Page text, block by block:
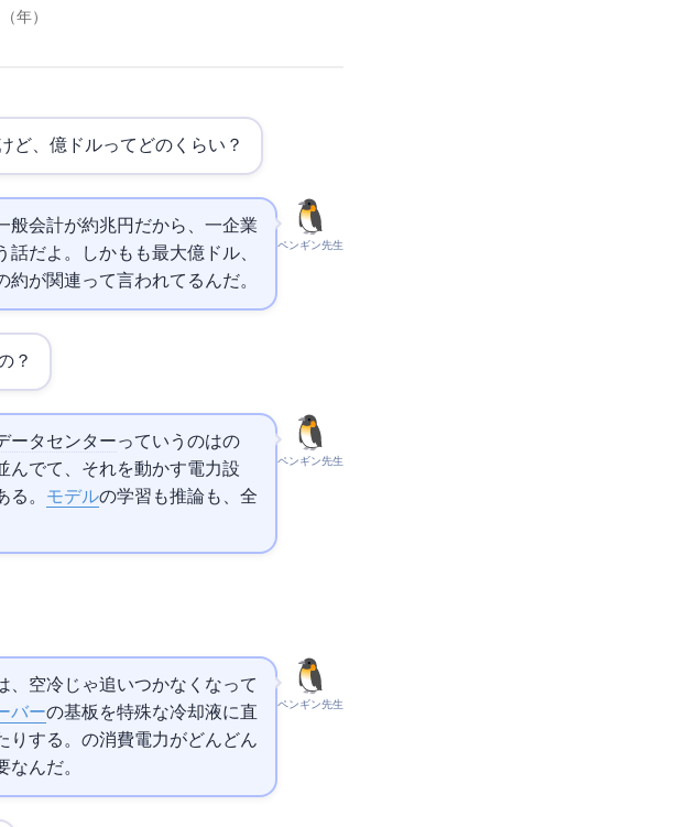
年）
ど、2000億ドルってどのくらい？
ペンギン先生
会計が約115兆円だから、一企業
話だよ。しかも も最大1850億ドル、
75%がAI関連って言われてるんだ。
？
ペンギン先生
ータセンターっていうのはAIの
んでて、それを動かす電力設
。 AIモデルの学習も推論も、全
ペンギン先生
、空冷じゃ追いつかなくなって
バーの基板を特殊な冷却液に直
りする。 の消費電力がどんどん
んだ。